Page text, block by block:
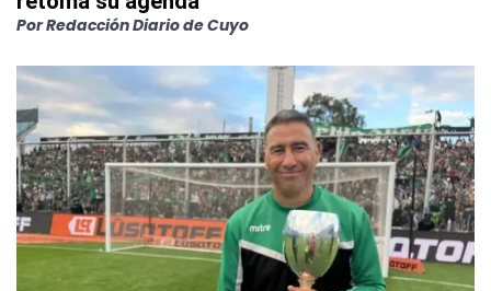
PorRedacción Diario de Cuyo